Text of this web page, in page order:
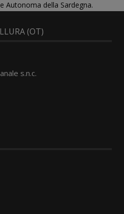
Autonoma della Sardegna.
(OT)
s.n.c.